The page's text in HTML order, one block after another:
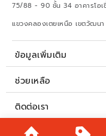
75/88 - 90 ชั้น 34 อาคารโอ
แขวงคลองเตยเหนือ เขตวัฒนา
ข้อมูลเพิ่มเติม
ช่วยเหลือ
ติดต่อเรา
เวลาทำการ